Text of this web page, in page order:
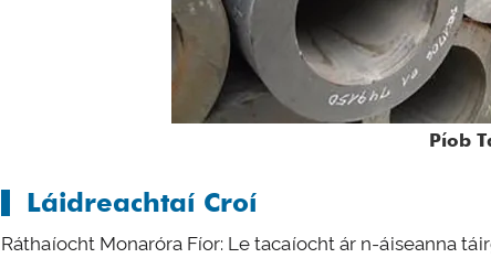
Píob
Láidreachtaí Croí
Ráthaíocht Monaróra Fíor: Le tacaíocht ár n-áiseanna